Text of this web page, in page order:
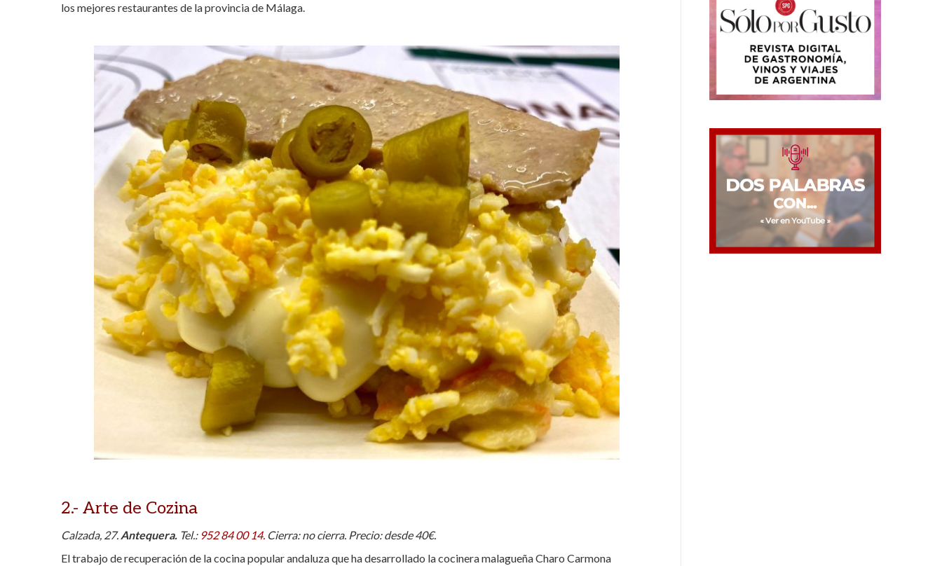
los mejores restaurantes de la provincia de Málaga.
2.- Arte de Cozina
Calzada, 27. Antequera. Tel.: 952 84 00 14. Cierra: no cierra. Precio: desde 40€.
El trabajo de recuperación de la cocina popular andaluza que ha desarrollado la cocinera malagueña Charo Carmona